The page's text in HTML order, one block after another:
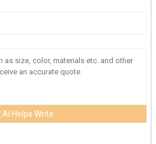
AI Helps Write